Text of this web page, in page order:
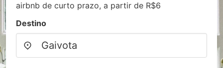
airbnb de curto prazo, a partir de R$6
Destino